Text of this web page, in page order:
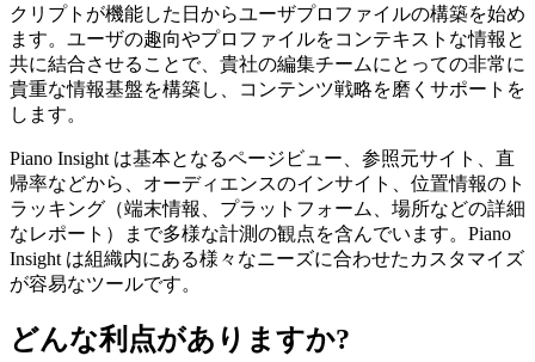
クリプトが機能した日からユーザプロファイルの構築を始め
ます。ユーザの趣向やプロファイルをコンテキストな情報と
共に結合させることで、貴社の編集チームにとっての非常に
貴重な情報基盤を構築し、コンテンツ戦略を磨くサポートを
します。
Piano Insight は基本となるページビュー、参照元サイト、直
帰率などから、オーディエンスのインサイト、位置情報のト
ラッキング（端末情報、プラットフォーム、場所などの詳細
なレポート）まで多様な計測の観点を含んでいます。Piano
Insight は組織内にある様々なニーズに合わせたカスタマイズ
が容易なツールです。
どんな利点がありますか?